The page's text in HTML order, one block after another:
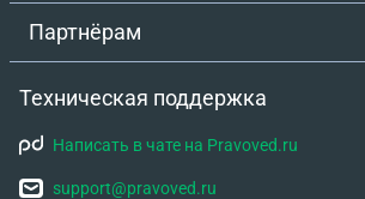
Партнёрам
Техническая поддержка
Написать в чате на Pravoved.ru
support@pravoved.ru